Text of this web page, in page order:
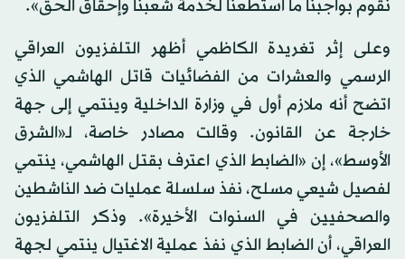
نقوم بواجبنا ما استطعنا لخدمة شعبنا وإحقاق الحق».
وعلى إثر تغريدة الكاظمي أظهر التلفزيون العراقي
الرسمي والعشرات من الفضائيات قاتل الهاشمي الذي
اتضح أنه ملازم أول في وزارة الداخلية وينتمي إلى جهة
خارجة عن القانون. وقالت مصادر خاصة، لـ«الشرق
الأوسط»، إن «الضابط الذي اعترف بقتل الهاشمي، ينتمي
لفصيل شيعي مسلح، نفذ سلسلة عمليات ضد الناشطين
والصحفيين في السنوات الأخيرة». وذكر التلفزيون
العراقي، أن الضابط الذي نفذ عملية الاغتيال ينتمي لجهة